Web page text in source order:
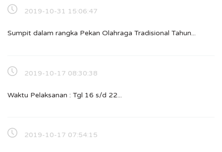
2019-10-31 15:06:47
Sumpit dalam rangka Pekan Olahraga Tradisional Tahun...
2019-10-17 08:30:38
Waktu Pelaksanan : Tgl 16 s/d 22...
2019-10-17 07:54:15